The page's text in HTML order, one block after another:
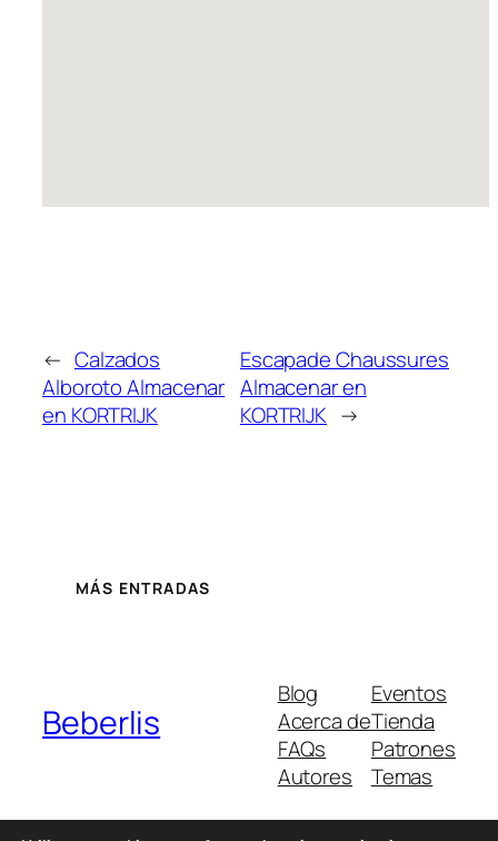
← Calzados
AlborotoAlmacenar
en KORTRIJK
Escapade Chaussures
Almacenar en
KORTRIJK →
MÁS ENTRADAS
Beberlis
Blog
Acerca de
FAQs
Autores
Eventos
Tienda
Patrones
Temas